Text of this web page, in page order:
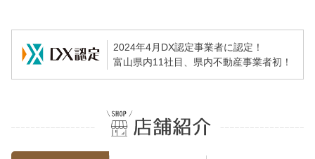
2024年4月DX認定事業者に認定！
富山県内11社目、県内不動産事業者初！